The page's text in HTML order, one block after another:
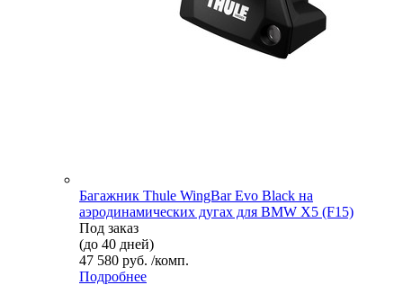
Багажник Thule WingBar Evo Black на
аэродинамических дугах для BMW X5 (F15)
Под заказ
(до 40 дней)
47 580 руб. /комп.
Подробнее